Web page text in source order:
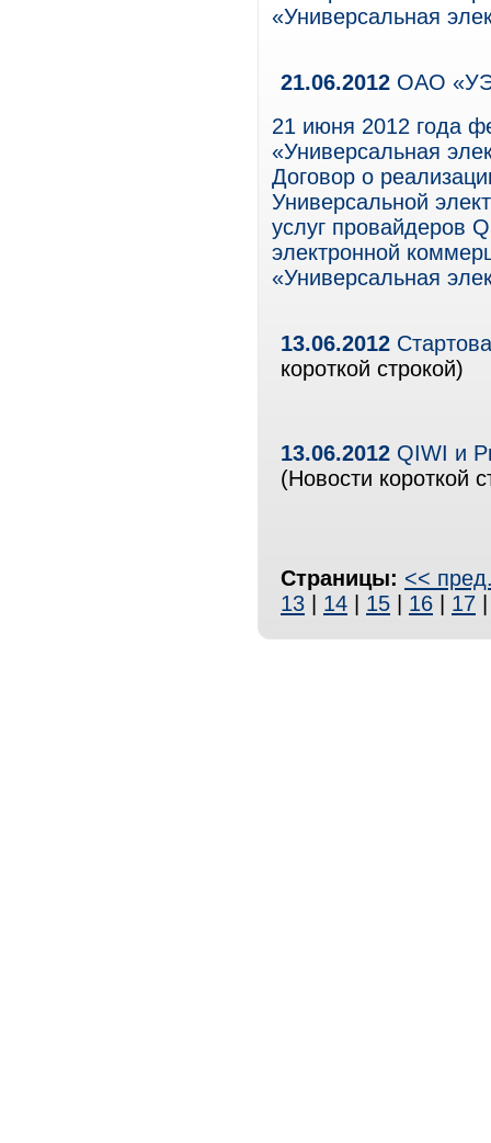
«Универсальная
21.06.2012 ОАО
21 июня 2012 года
«Универсальная
Договор о
Универсальной
услуг провайдеров
электронной
«Универсальная
13.06.2012
короткой строкой)
13.06.2012 QIWI и
(Новости короткой
Страницы: <<
13
14 15 16 17